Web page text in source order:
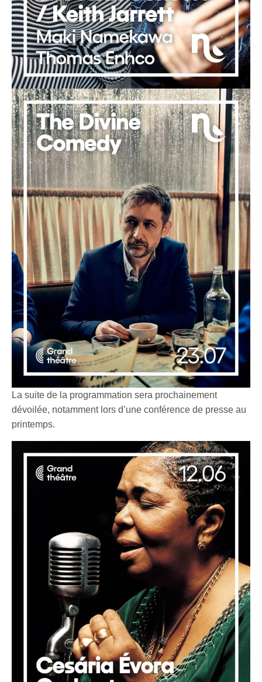
La suite de la programmation sera prochainement
dévoilée, notamment lors d’une conférence de presse au
printemps.